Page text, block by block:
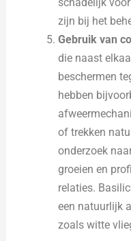
zijn bij het
Gebruik van
die naast
beschermen
hebben
of trekken
onderzoek
groeien en
relaties.
een natuurlijk
zoals witte